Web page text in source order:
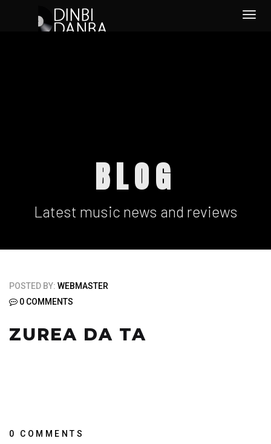
BLOG
Latest music news and reviews
POSTED BY: WEBMASTER
0 COMMENTS
ZUREA DA TA
0 COMMENTS